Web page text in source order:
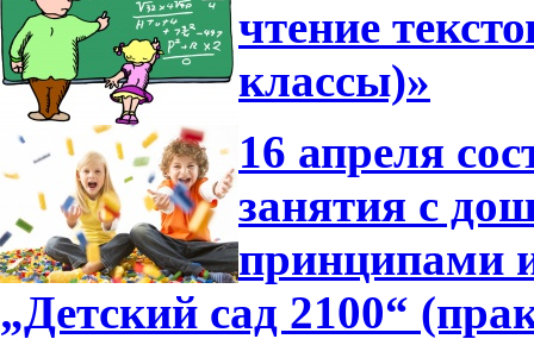
чтение
классы)»
16 апреля
занятия с
принципами
„Детский сад 2100“